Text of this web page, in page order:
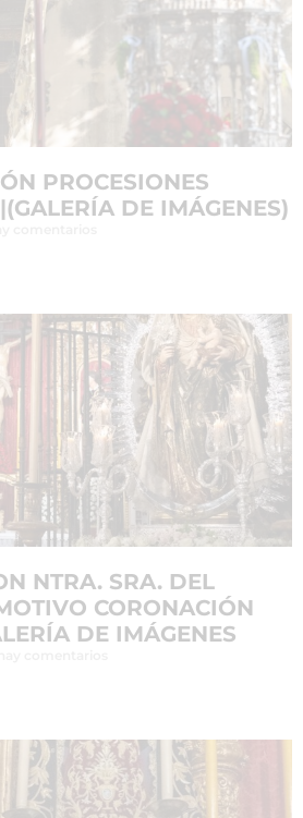
PROCESIONES
DE IMÁGENES)
NTRA. SRA. DEL
CORONACIÓN
DE IMÁGENES